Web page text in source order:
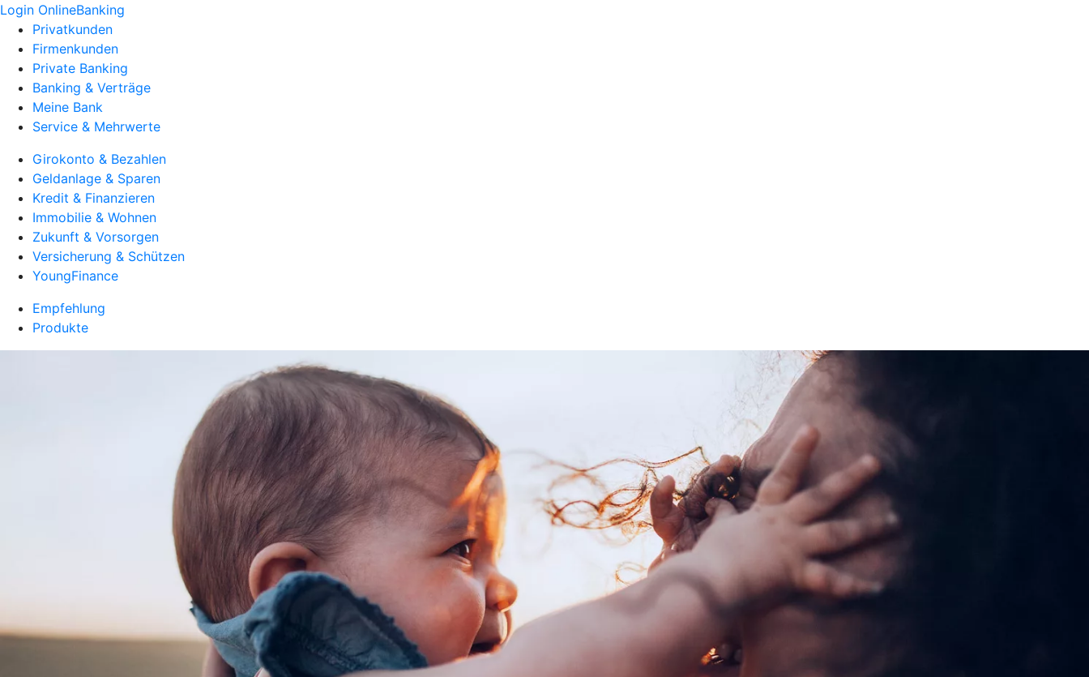
Login OnlineBanking
Privatkunden
Firmenkunden
Private Banking
Banking & Verträge
Meine Bank
Service & Mehrwerte
Girokonto & Bezahlen
Geldanlage & Sparen
Kredit & Finanzieren
Immobilie & Wohnen
Zukunft & Vorsorgen
Versicherung & Schützen
YoungFinance
Empfehlung
Produkte